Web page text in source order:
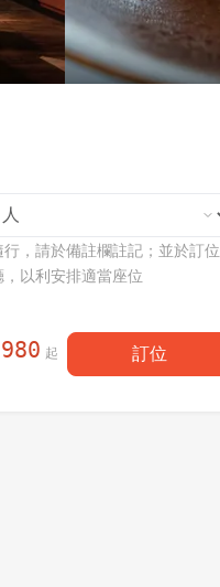
，請於備註欄註記；並於訂位
以利安排適當座位
起 訂位